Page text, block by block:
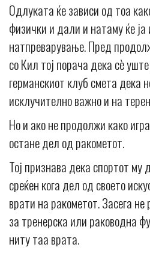
Одлуката ќе зависи од тоа
физички и дали и натаму ќе
натпреварување. Пред
со Кил тој порача дека сè
германскиот клуб смета дека
исклучително важно и на
Но и ако не продолжи како
остане дел од ракометот.
Тој признава дека спортот
среќен кога дел од своето
врати на ракометот. Засега
за тренерска или раководна
ниту таа врата.